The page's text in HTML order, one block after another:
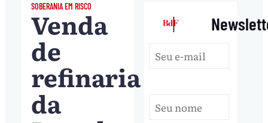
SOBERANIA EM RISCO
Venda
de
refinaria
da
|